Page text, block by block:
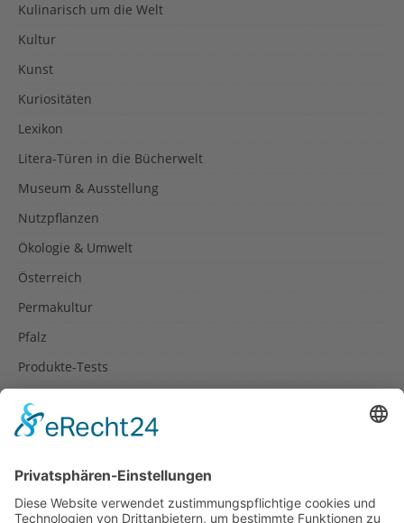
Kulinarisch um die Welt
Kultur
Kunst
Kuriositäten
Lexikon
Litera-Türen in die Bücherwelt
Museum & Ausstellung
Nutzpflanzen
Ökologie & Umwelt
Österreich
Permakultur
Pfalz
Produkte-Tests
Rezepte
Spanien
Südtirol